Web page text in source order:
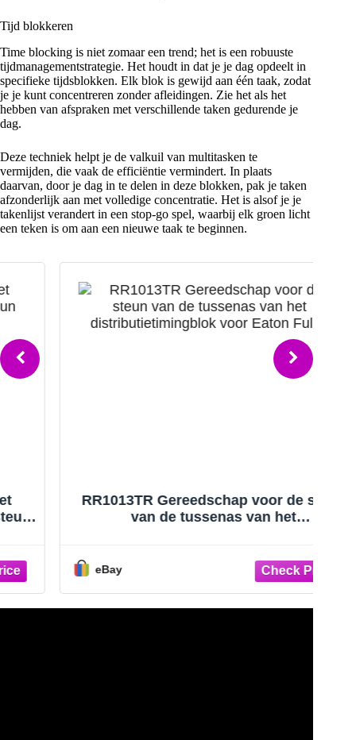
Tijd blokkeren
Time blocking is niet zomaar een trend; het is een robuuste
tijdmanagementstrategie. Het houdt in dat je je dag opdeelt in
specifieke tijdsblokken. Elk blok is gewijd aan één taak, zodat
je je kunt concentreren zonder afleidingen. Zie het als het
hebben van afspraken met verschillende taken gedurende je
dag.
Deze techniek helpt je de valkuil van multitasken te
vermijden, die vaak de efficiëntie vermindert. In plaats
daarvan, door je dag in te delen in deze blokken, pak je taken
afzonderlijk aan met volledige concentratie. Het is alsof je je
takenlijst verandert in een stop-go spel, waarbij elk groen licht
een teken is om aan een nieuwe taak te beginnen.
RR1013TR Gereedschap voor de steun
van de tussenas van het